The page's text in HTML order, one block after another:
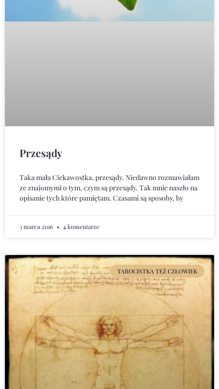
Przesądy
Taka mała Ciekawostka, przesądy. Niedawno rozmawiałam
ze znajomymi o tym, czym są przesądy. Tak mnie naszło na
opisanie tych które pamiętam. Czasami są sposoby, by
3 marca 2016 4 komentarze
TAROCISTKA TEŻ CZŁOWIEK